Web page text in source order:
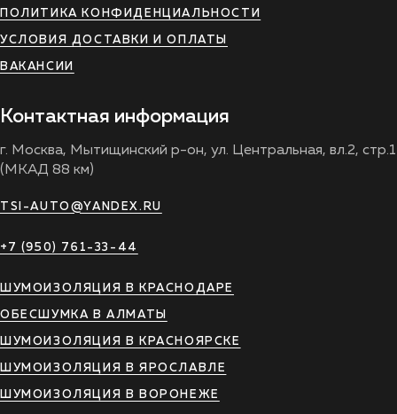
ПОЛИТИКА КОНФИДЕНЦИАЛЬНОСТИ
УСЛОВИЯ ДОСТАВКИ И ОПЛАТЫ
ВАКАНСИИ
Контактная информация
г. Москва, Мытищинский р-он, ул. Центральная, вл.2, стр.1
(МКАД 88 км)
TSI-AUTO@YANDEX.RU
+7 (950) 761-33-44
ШУМОИЗОЛЯЦИЯ В КРАСНОДАРЕ
ОБЕСШУМКА В АЛМАТЫ
ШУМОИЗОЛЯЦИЯ В КРАСНОЯРСКЕ
ШУМОИЗОЛЯЦИЯ В ЯРОСЛАВЛЕ
ШУМОИЗОЛЯЦИЯ В ВОРОНЕЖЕ